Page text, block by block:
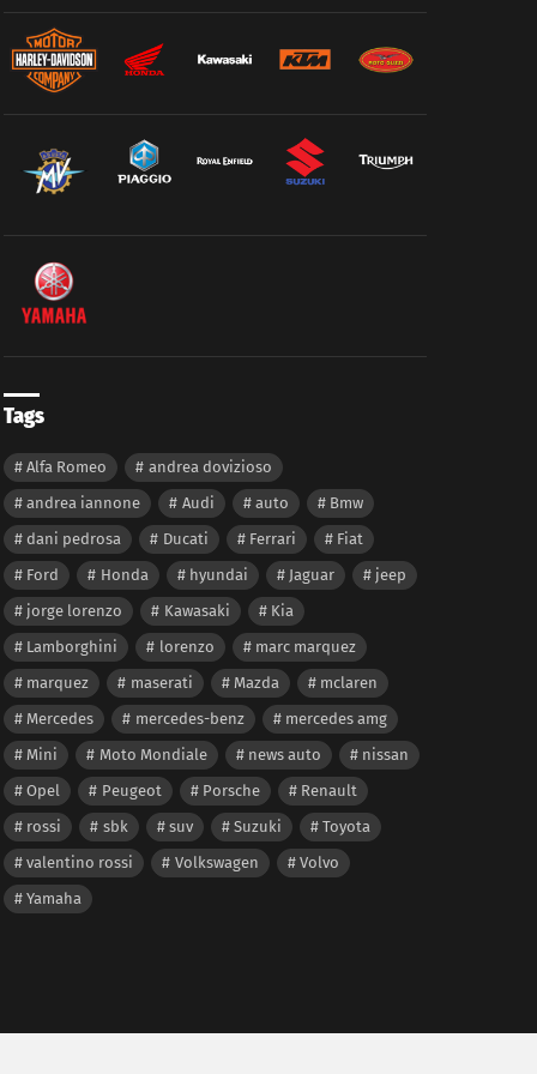
Tags
Alfa Romeo
andrea dovizioso
andrea iannone
Audi auto
Bmw
dani pedrosa
Ducati Ferrari
Fiat
Ford
Honda hyundai Jaguar
jeep
jorge lorenzo
Kawasaki
Kia
Lamborghini
lorenzo
marc marquez
marquez
maserati Mazda
mclaren
Mercedes
mercedes-benz
mercedes amg
Mini
Moto Mondiale news auto
nissan
Opel
Peugeot Porsche
Renault
rossi
sbk suv Suzuki
Toyota
valentino rossi
Volkswagen
Volvo
Yamaha